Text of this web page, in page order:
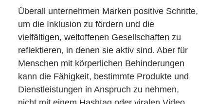
Überall unternehmen Marken positive Schritte,
um die Inklusion zu fördern und die
vielfältigen, weltoffenen Gesellschaften zu
reflektieren, in denen sie aktiv sind. Aber für
Menschen mit körperlichen Behinderungen
kann die Fähigkeit, bestimmte Produkte und
Dienstleistungen in Anspruch zu nehmen,